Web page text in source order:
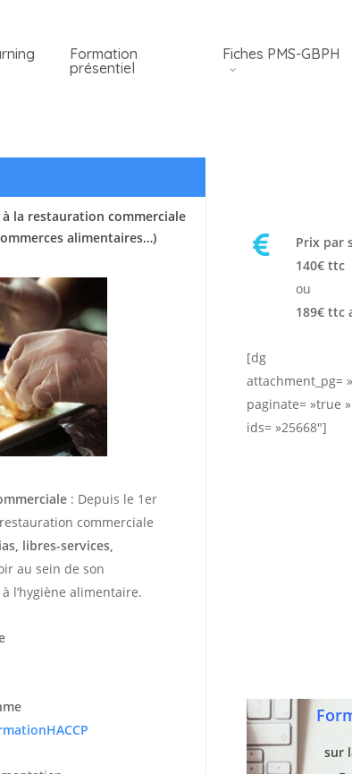
Formation
présentiel
Fiches PMS-GBPH
la restauration commerciale
alimentaires…)
: Depuis le 1er
commerciale
libres-services,
au sein de son
l’hygiène alimentaire.
Prix par
140€ ttc
ou
189€ ttc
[dg
attachment_pg=
paginate= »true »
ids= »25668″]
sur